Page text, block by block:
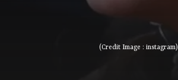
(Credit Image : instagram)